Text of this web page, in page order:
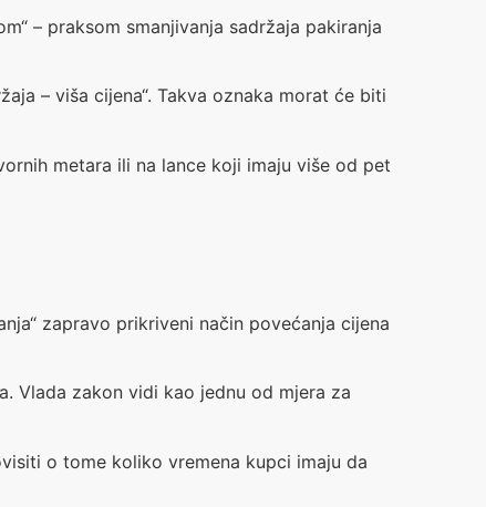
– praksom smanjivanja sadržaja pakiranja
– viša cijena“. Takva oznaka morat će biti
metara ili na lance koji imaju više od pet
zapravo prikriveni način povećanja cijena
Vlada zakon vidi kao jednu od mjera za
o tome koliko vremena kupci imaju da